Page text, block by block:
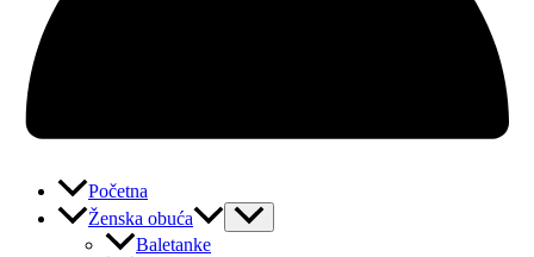
Početna
Ženska obuća
Baletanke